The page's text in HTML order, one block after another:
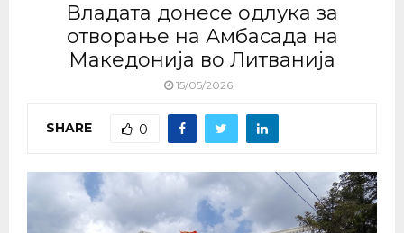
Владата донесе одлука за
отворање на Амбасада на
Македонија во Литванија
15/05/2026
SHARE 0